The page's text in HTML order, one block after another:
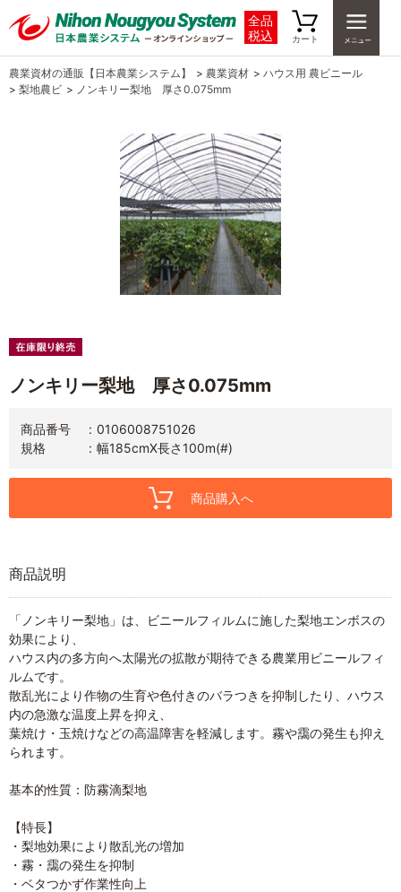
全品
税込
カート
農業資材の通販【日本農業システム】 > 農業資材 > ハウス用 農ビニール
> 梨地農ビ > ノンキリー梨地 厚さ0.075mm
ノンキリー梨地 厚さ0.075mm
商品番号
0106008751026
規格
幅185cmX長さ100m(#)
商品購入へ
商品説明
「ノンキリー梨地」は、ビニールフィルムに施した梨地エンボスの
効果により、
ハウス内の多方向へ太陽光の拡散が期待できる農業用ビニールフィ
ルムです。
散乱光により作物の生育や色付きのバラつきを抑制したり、ハウス
内の急激な温度上昇を抑え、
葉焼け・玉焼けなどの高温障害を軽減します。霧や靄の発生も抑え
られます。
基本的性質：防霧滴梨地
【特長】
・梨地効果により散乱光の増加
・霧・靄の発生を抑制
・ベタつかず作業性向上